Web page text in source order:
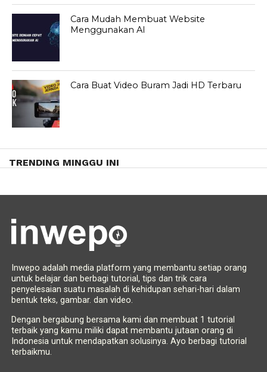
Cara Mudah Membuat Website
Menggunakan AI
Cara Buat Video Buram Jadi HD Terbaru
TRENDING MINGGU INI
Inwepo adalah media platform yang membantu setiap orang
untuk belajar dan berbagi tutorial, tips dan trik cara
penyelesaian suatu masalah di kehidupan sehari-hari dalam
bentuk teks, gambar. dan video.
Dengan bergabung bersama kami dan membuat 1 tutorial
terbaik yang kamu miliki dapat membantu jutaan orang di
Indonesia untuk mendapatkan solusinya. Ayo berbagi tutorial
terbaikmu.